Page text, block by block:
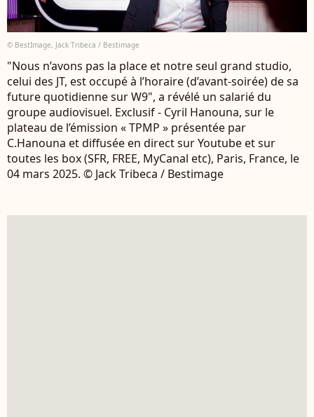
© BestImage, Jack Tribeca / Bestimage
"Nous n’avons pas la place et notre seul grand studio,
celui des JT, est occupé à l’horaire (d’avant-soirée) de sa
future quotidienne sur W9", a révélé un salarié du
groupe audiovisuel. Exclusif - Cyril Hanouna, sur le
plateau de l’émission « TPMP » présentée par
C.Hanouna et diffusée en direct sur Youtube et sur
toutes les box (SFR, FREE, MyCanal etc), Paris, France, le
04 mars 2025. © Jack Tribeca / Bestimage